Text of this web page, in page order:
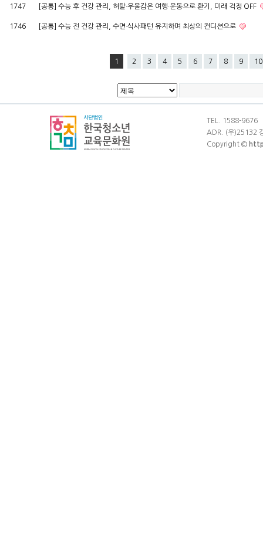
1747 [공통] 수능 후 건강 관리, 허탈·우울감은 여행·운동으로 환기, 미래 걱정 OFF
1746 [공통] 수능 전 건강 관리, 수면·식사패턴 유지하며 최상의 컨디션으로
1 2 3 4 5 6 7 8 9 10
TEL. 1588-
ADR. (우)25132
Copyright ©